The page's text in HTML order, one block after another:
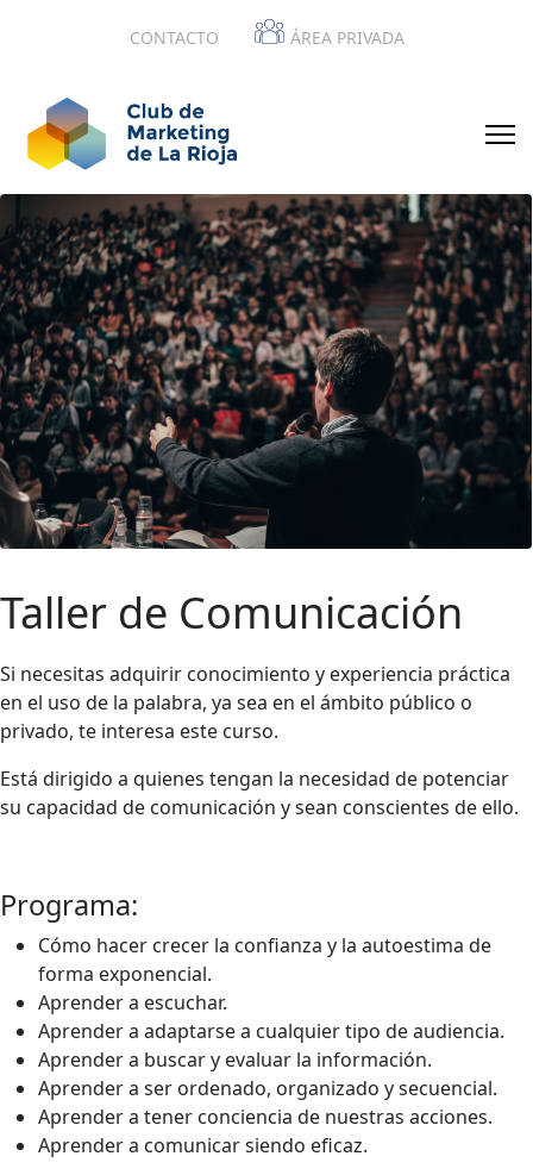
CONTACTO ÁREA PRIVADA
Taller de Comunicación
Si necesitas adquirir conocimiento y experiencia práctica
en el uso de la palabra, ya sea en el ámbito público o
privado, te interesa este curso.
Está dirigido a quienes tengan la necesidad de potenciar
su capacidad de comunicación y sean conscientes de ello.
Programa:
Cómo hacer crecer la confianza y la autoestima de
forma exponencial.
Aprender a escuchar.
Aprender a adaptarse a cualquier tipo de audiencia.
Aprender a buscar y evaluar la información.
Aprender a ser ordenado, organizado y secuencial.
Aprender a tener conciencia de nuestras acciones.
Aprender a comunicar siendo eficaz.